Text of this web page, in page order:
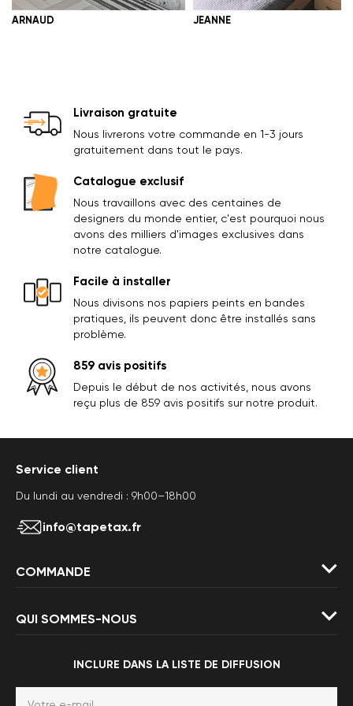
ARNAUD JEANNE
Livraison gratuite
Nous livrerons votre commande en 1-3 jours
gratuitement dans tout le pays.
Catalogue exclusif
Nous travaillons avec des centaines de
designers du monde entier, c'est pourquoi nous
avons des milliers d'images exclusives dans
notre catalogue.
Facile à installer
Nous divisons nos papiers peints en bandes
pratiques, ils peuvent donc être installés sans
problème.
859 avis positifs
Depuis le début de nos activités, nous avons
reçu plus de 859 avis positifs sur notre produit.
Service client
Du lundi au vendredi : 9h00–18h00
info@tapetax.fr
COMMANDE
QUI SOMMES-NOUS
INCLURE DANS LA LISTE DE DIFFUSION